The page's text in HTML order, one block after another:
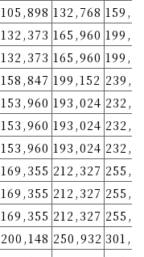
105,898 132,768
132,373 165,960
132,373 165,960
158,847 199,152
153,960 193,024
153,960 193,024
153,960 193,024
169,355 212,327
169,355 212,327
169,355 212,327
200,148 250,932